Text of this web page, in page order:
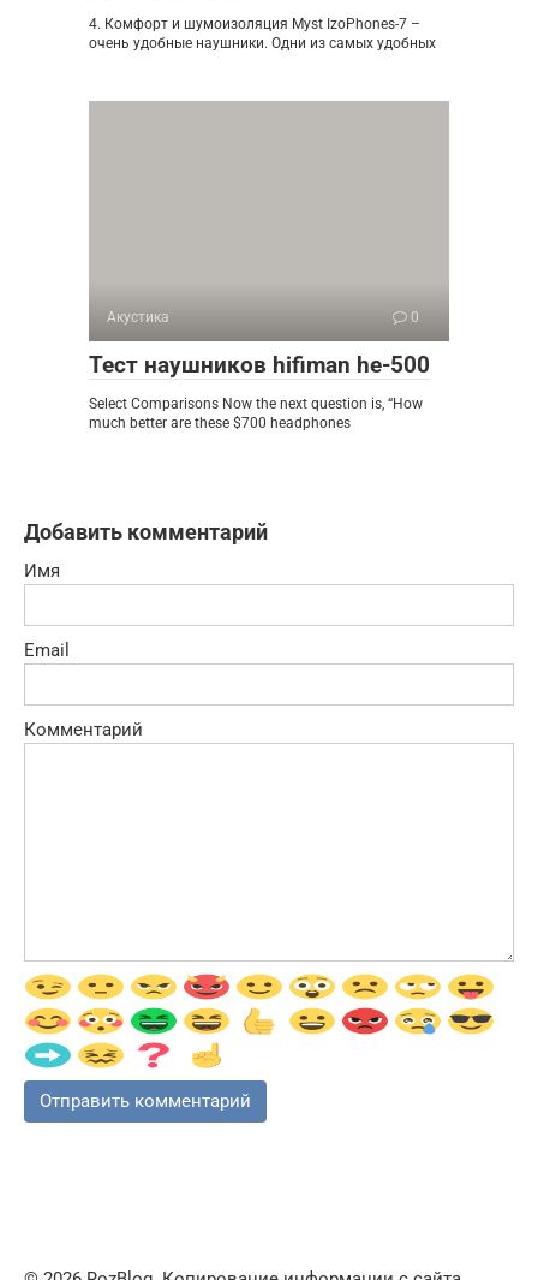
4. Комфорт и шумоизоляция Myst IzoPhones-7 –
очень удобные наушники. Одни из самых удобных
Акустика 0
Тест наушников hifiman he-500
Select Comparisons Now the next question is, “How
much better are these $700 headphones
Добавить комментарий
Имя
Email
Комментарий